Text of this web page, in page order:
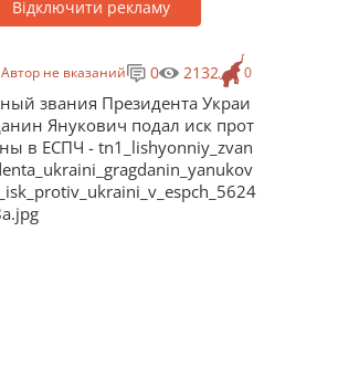
Відключити рекламу
Автор не вказаний 0
0 2132